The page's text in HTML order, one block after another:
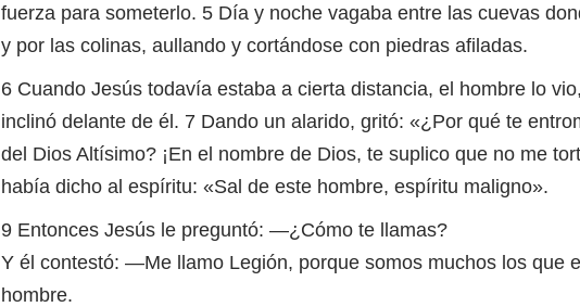
fuerza para someterlo. 5 Día y noche vagaba entre las cuevas
y por las colinas, aullando y cortándose con piedras afiladas.
6 Cuando Jesús todavía estaba a cierta distancia, el hombre lo
inclinó delante de él. 7 Dando un alarido, gritó: «¿Por qué te
del Dios Altísimo? ¡En el nombre de Dios, te suplico que no me
había dicho al espíritu: «Sal de este hombre, espíritu maligno».
9 Entonces Jesús le preguntó: —¿Cómo te llamas?
Y él contestó: —Me llamo Legión, porque somos muchos los que
hombre.